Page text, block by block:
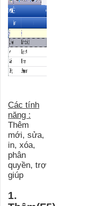
Các tính
năng :
Thêm
mới, sửa,
in, xóa,
phân
quyền, trợ
giúp
1.